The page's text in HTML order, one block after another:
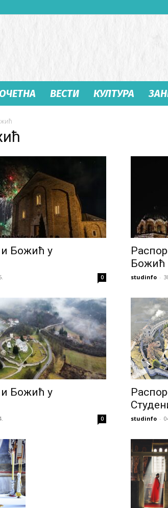
ВЕСТИ КУЛТУРА
Божић у
0
Божић
studinfo -
Божић у
0 studinfo -